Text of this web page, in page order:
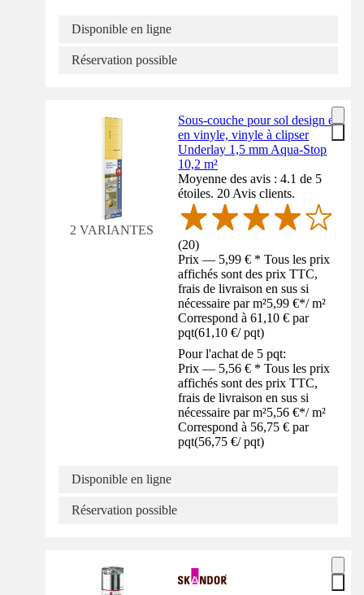
Disponible en ligne
Réservation possible
2 VARIANTES
Sous-couche pour sol design et
en vinyle, vinyle à clipser
Underlay 1,5 mm Aqua-Stop
10,2 m²
Moyenne des avis : 4.1 de 5
étoiles. 20 Avis clients.
(20)
Prix — 5,99 € * Tous les prix
affichés sont des prix TTC,
frais de livraison en sus si
nécessaire par m²5,99 €*/ m²
Correspond à 61,10 € par
pqt(61,10 €/ pqt)
Pour l'achat de 5 pqt:
Prix — 5,56 € * Tous les prix
affichés sont des prix TTC,
frais de livraison en sus si
nécessaire par m²5,56 €*/ m²
Correspond à 56,75 € par
pqt(56,75 €/ pqt)
Disponible en ligne
Réservation possible